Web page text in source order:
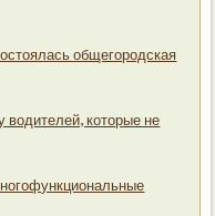
общегородская
которые не